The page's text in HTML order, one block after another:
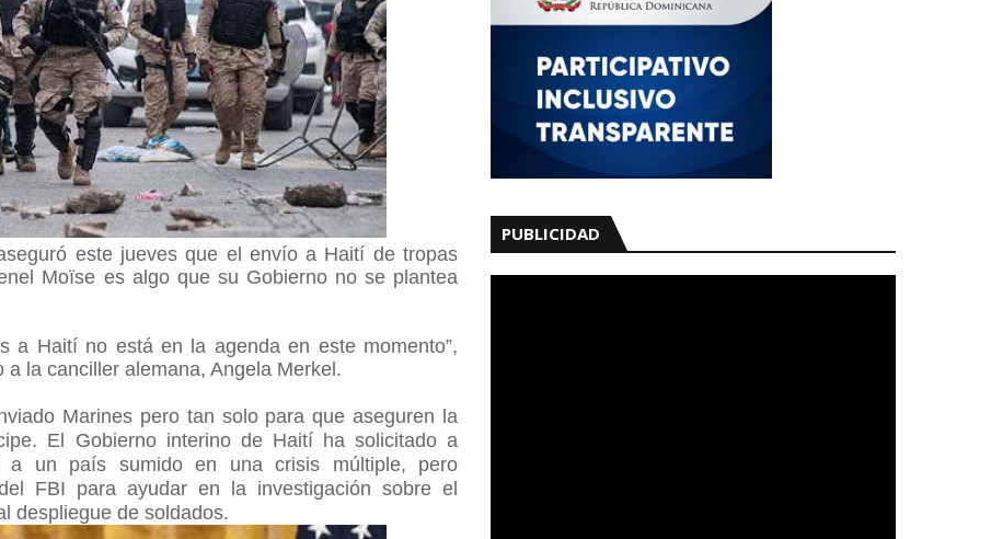
este jueves que el envío a Haití de tropas
Moïse es algo que su Gobierno no se plantea
a Haití no está en la agenda en este momento”,
la canciller alemana, Angela Merkel.
Marines pero tan solo para que aseguren la
El Gobierno interino de Haití ha solicitado a
a un país sumido en una crisis múltiple, pero
FBI para ayudar en la investigación sobre el
despliegue de soldados.
PUBLICIDAD